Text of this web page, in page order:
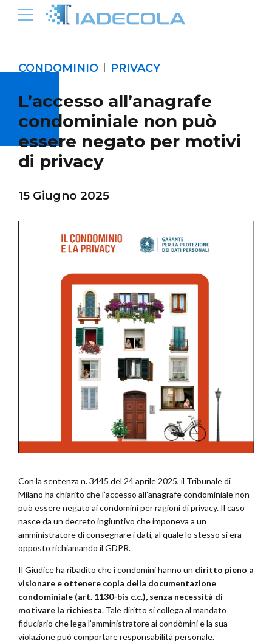
CONDOMINIO PRIVACY
L’accesso all’anagrafe
condominiale non può
essere negato per motivi
di privacy
15 Giugno 2025
Con la sentenza n. 3445 del 24 aprile 2025, il Tribunale di
Milano ha chiarito che l’accesso all’anagrafe condominiale non
può essere negato ai condomini per ragioni di privacy. Il caso
nasce da un decreto ingiuntivo che imponeva a un
amministratore di consegnare i dati, al quale lo stesso si era
opposto richiamando il GDPR.
Il Giudice ha ribadito che i condomini hanno un diritto pieno a
visionare e ottenere copia della documentazione
condominiale (art. 1130-bis c.c.), senza necessità di
motivare la richiesta. Tale diritto si collega al mandato
fiduciario che lega l’amministratore ai condòmini e la sua
violazione può comportare responsabilità personale.